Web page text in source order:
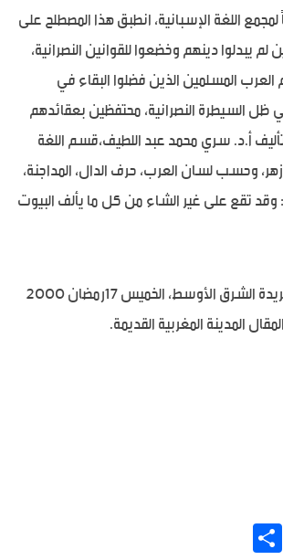
اللغة الإسبانية، انطبق هذا المصطلح على
يبدلوا دينهم وخضعوا للقوانين النصرانية،
المسلمين الذين فضلوا البقاء في
ظل السيطرة النصرانية، محتفظين بعقائدهم
أ.د. سري محمد عبد اللطيف،قسم اللغة
وحسب لسان العرب، حرف الدال، المداجنة،
تقع على غير الشاء من كل ما يألف البيوت
مقالة مريم التيجي، جريدة الشرق الأوسط، الخميس 17رمضان 2000
Email